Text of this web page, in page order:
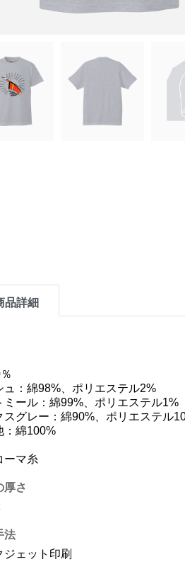
品詳細
ュ：綿98%、ポリエステル2%
ミール：綿99%、ポリエステル1%
スグレー：綿90%、ポリエステル
：綿100%
ーマ糸
厚さ
法
ジェット印刷